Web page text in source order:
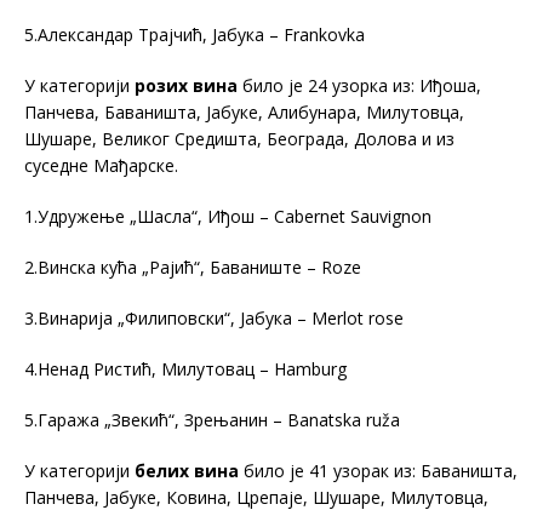
5.Александар Tрајчић, Јабука – Frankovka
У категорији розих вина било је 24 узорка из: Иђоша,
Панчева, Баваништа, Јабуке, Алибунара, Милутовца,
Шушаре, Великог Средишта, Београда, Долова и из
суседне Мађарске.
1.Удружење „Шасла“, Иђош – Cabernet Sauvignon
2.Винска кућа „Рајић“, Баваниште – Roze
3.Винарија „Филиповски“, Јабука – Merlot rose
4.Ненад Ристић, Милутовац – Hamburg
5.Гаража „Звекић“, Зрењанин – Banatska ruža
У категорији белих вина било је 41 узорак из: Баваништа,
Панчева, Јабуке, Ковина, Црепаје, Шушаре, Милутовца,